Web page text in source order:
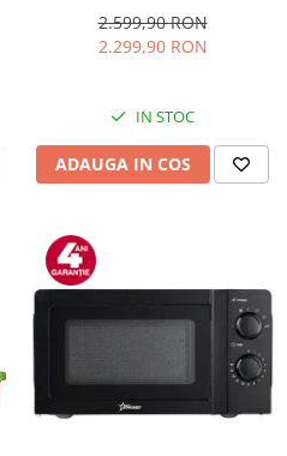
LED, H 169.5 cm, Negru
2.599,90 RON
2.299,90 RON
IN STOC
ADAUGA IN COS